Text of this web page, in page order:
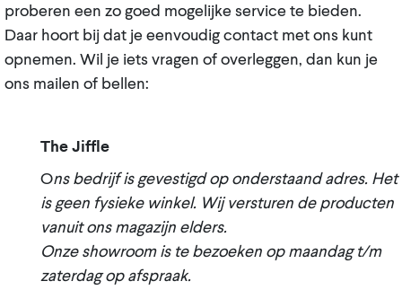
proberen een zo goed mogelijke service te bieden.
Daar hoort bij dat je eenvoudig contact met ons kunt
opnemen. Wil je iets vragen of overleggen, dan kun je
ons mailen of bellen:
The Jiffle
Ons bedrijf is gevestigd op onderstaand adres. Het
is geen fysieke winkel. Wij versturen de producten
vanuit ons magazijn elders.
Onze showroom is te bezoeken op maandag t/m
zaterdag op afspraak.